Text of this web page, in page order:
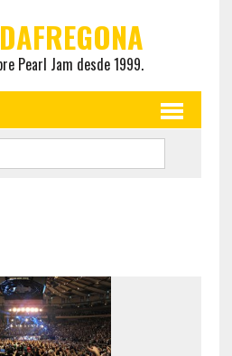
Pearl Jam desde 1999.